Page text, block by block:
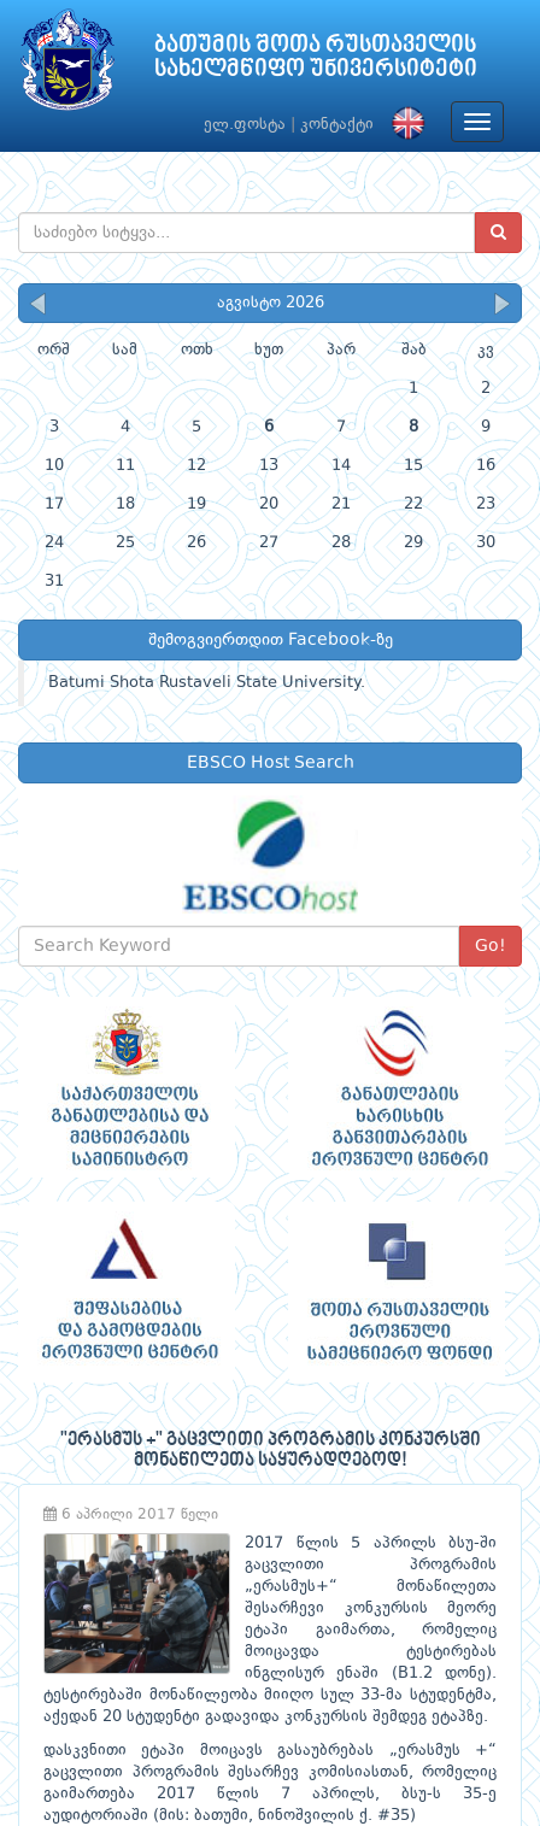
ბათუმის შოთა რუსთაველის
სახელმწიფო უნივერსიტეტი
ელ.ფოსტა კონტაქტი
Toggle
აგვისტო 2026
ორშ სამ ოთხ ხუთ პარ შაბ კვ
1 2
3 4 5 6 7 8 9
10 11 12 13 14 15 16
17 18 19 20 21 22 23
24 25 26 27 28 29 30
31
შემოგვიერთდით Facebook-ზე
Batumi Shota Rustaveli State University.
EBSCO Host Search
Go!
"ერასმუს +" გაცვლითი პროგრამის კონკურსში
მონაწილეთა საყურადღებოდ!
6 აპრილი 2017 წელი
2017 წლის 5 აპრილს ბსუ-ში
გაცვლითი პროგრამის
„ერასმუს+“ მონაწილეთა
შესარჩევი კონკურსის მეორე
ეტაპი გაიმართა, რომელიც
მოიცავდა ტესტირებას
ინგლისურ ენაში (B1.2 დონე).
ტესტირებაში მონაწილეობა მიიღო სულ 33-მა სტუდენტმა,
აქედან 20 სტუდენტი გადავიდა კონკურსის შემდეგ ეტაპზე.
დასკვნითი ეტაპი მოიცავს გასაუბრებას „ერასმუს +“
გაცვლითი პროგრამის შესარჩევ კომისიასთან, რომელიც
გაიმართება 2017 წლის 7 აპრილს, ბსუ-ს 35-ე
აუდიტორიაში (მის: ბათუმი, ნინოშვილის ქ. #35)